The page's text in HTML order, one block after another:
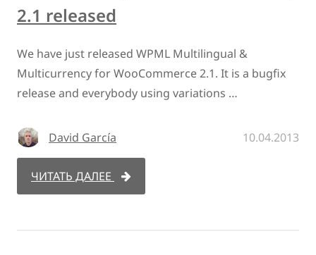
2.1 released
We have just released WPML Multilingual &
Multicurrency for WooCommerce 2.1. It is a bugfix
release and everybody using variations …
David García 10.04.2013
ЧИТАТЬ ДАЛЕЕ